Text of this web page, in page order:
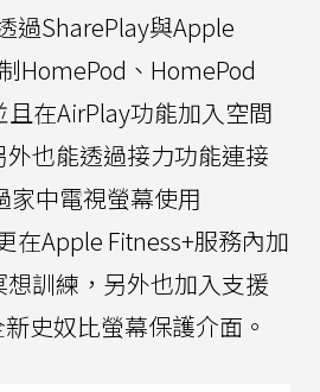
過SharePlay與Apple
HomePod、HomePod
在AirPlay功能加入空間
也能透過接力功能連接
家中電視螢幕使用
在Apple Fitness+服務內加
訓練，另外也加入支援
史奴比螢幕保護介面。